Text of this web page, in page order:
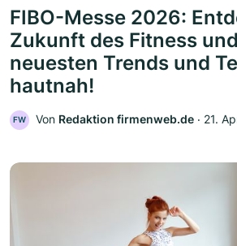
FIBO-Messe 2026:
Zukunft des Fitness
neuesten Trends und
hautnah!
FW Von Redaktion firmenweb.de ‧ 21.